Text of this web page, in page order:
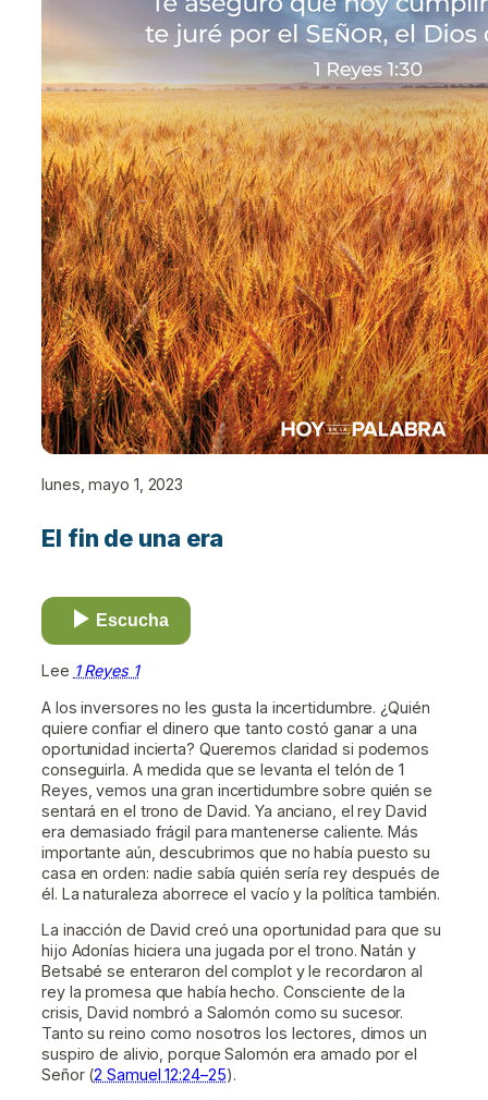
lunes, mayo 1, 2023
El fin de una era
Escucha
Lee 1 Reyes 1
A los inversores no les gusta la incertidumbre. ¿Quién
quiere confiar el dinero que tanto costó ganar a una
oportunidad incierta? Queremos claridad si podemos
conseguirla. A medida que se levanta el telón de 1
Reyes, vemos una gran incertidumbre sobre quién se
sentará en el trono de David. Ya anciano, el rey David
era demasiado frágil para mantenerse caliente. Más
importante aún, descubrimos que no había puesto su
casa en orden: nadie sabía quién sería rey después de
él. La naturaleza aborrece el vacío y la política también.
La inacción de David creó una oportunidad para que su
hijo Adonías hiciera una jugada por el trono. Natán y
Betsabé se enteraron del complot y le recordaron al
rey la promesa que había hecho. Consciente de la
crisis, David nombró a Salomón como su sucesor.
Tanto su reino como nosotros los lectores, dimos un
suspiro de alivio, porque Salomón era amado por el
Señor (2 Samuel 12:24–25).